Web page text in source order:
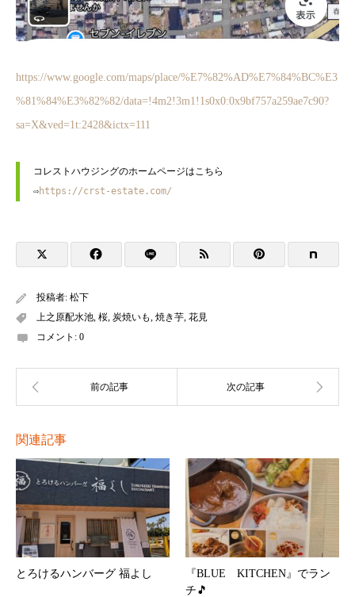
https://www.google.com/maps/place/%E7%82%AD%E7%84%BC%E3
%81%84%E3%82%82/data=!4m2!3m1!1s0x0:0x9bf757a259ae7c90?
sa=X&ved=1t:2428&ictx=111
コレストハウジングのホームページはこちら
⇨https://crst-estate.com/
投稿者: 松下
上之原配水池, 桜, 炭焼いも, 焼き芋, 花見
コメント: 0
関連記事
とろけるハンバーグ 福よし
『BLUE KITCHEN』でラン
チ🎵